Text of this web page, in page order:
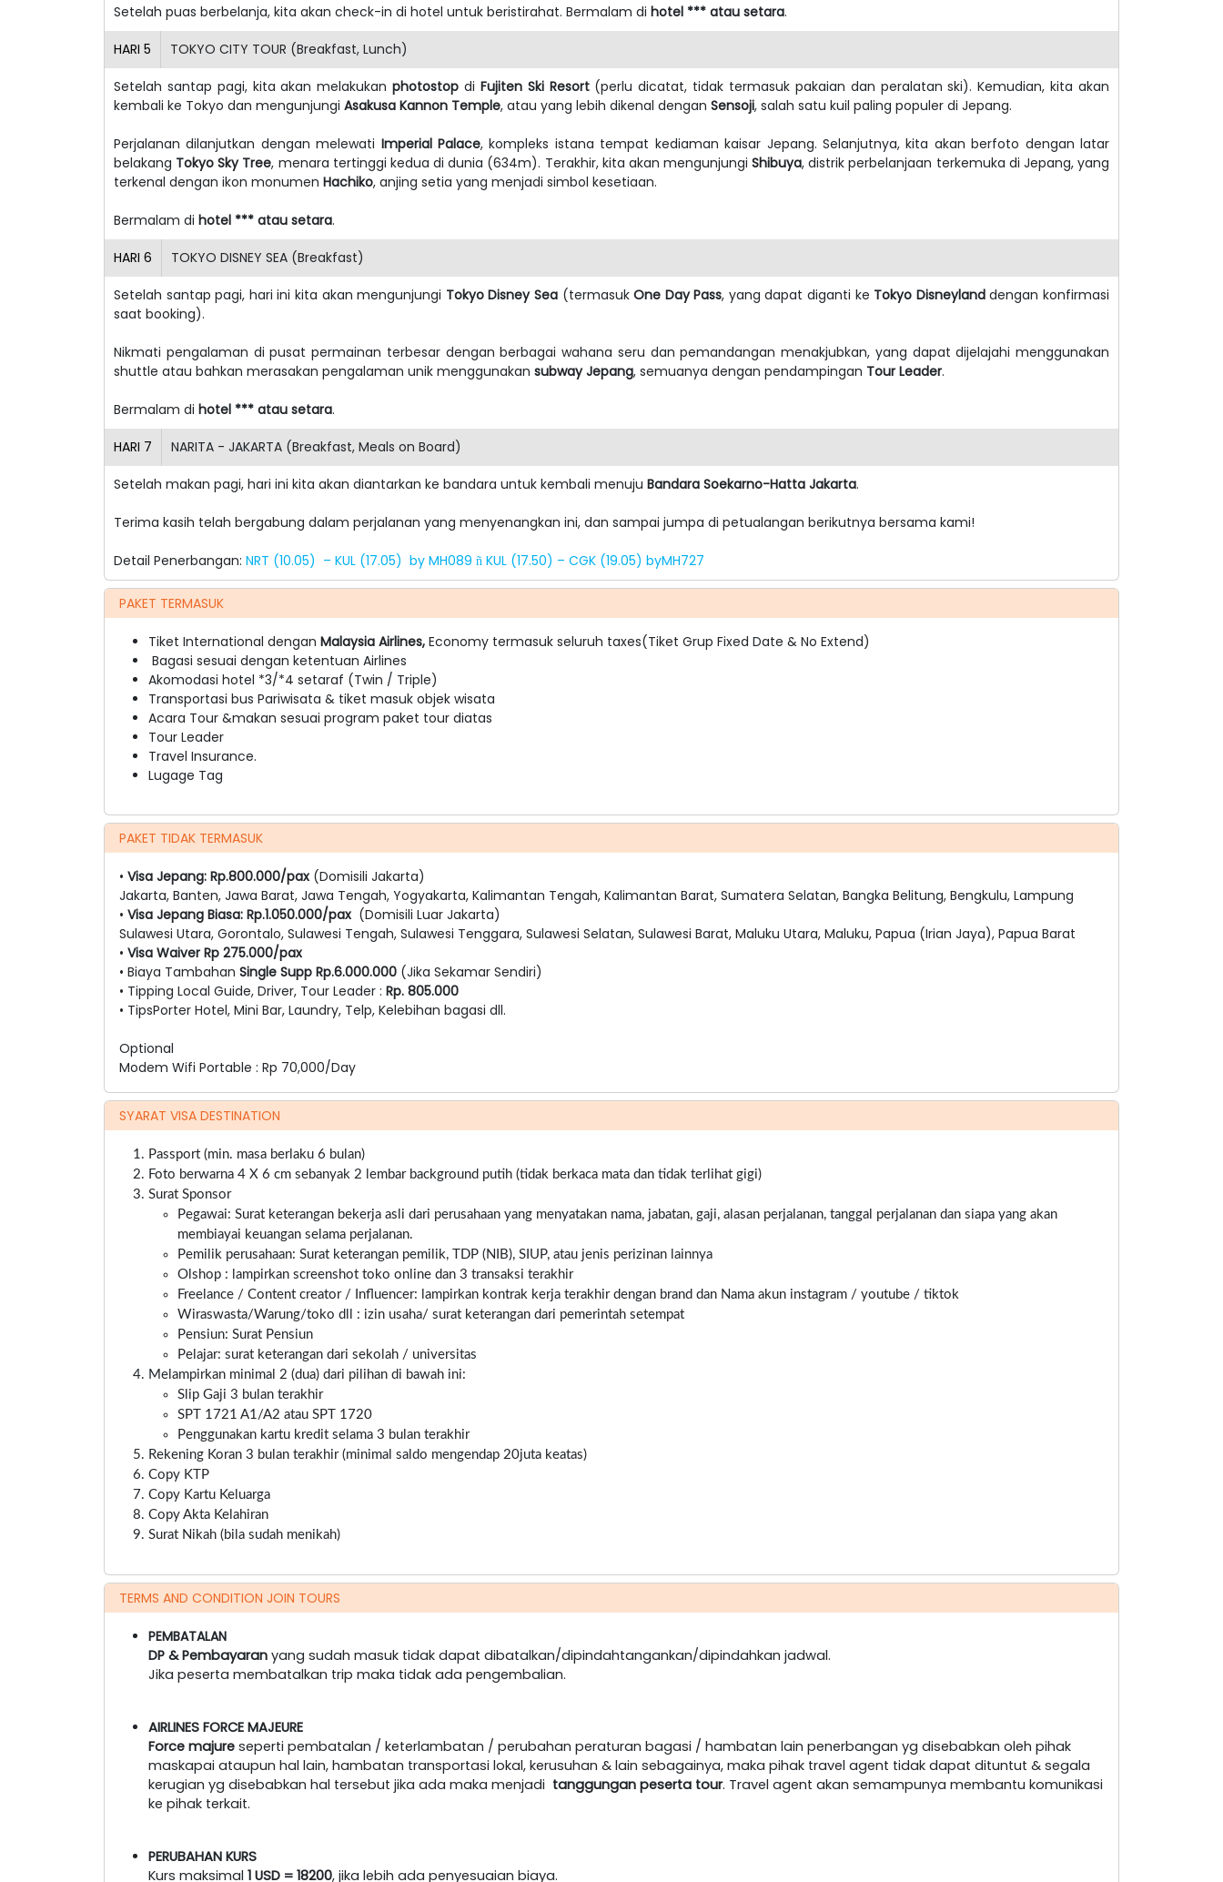
Setelah puas berbelanja, kita akan check-in di hotel untuk beristirahat. Bermalam di hotel *** atau setara.
HARI 5 TOKYO CITY TOUR (Breakfast, Lunch)
Setelah santap pagi, kita akan melakukanphotostop di Fujiten Ski Resort(perlu dicatat, tidak termasuk pakaian dan peralatan ski). Kemudian, kita akan
kembali ke Tokyo dan mengunjungi Asakusa Kannon Temple, atau yang lebih dikenal dengan Sensoji, salah satu kuil paling populer di Jepang.
Perjalanan dilanjutkan dengan melewati Imperial Palace, kompleks istana tempat kediaman kaisar Jepang. Selanjutnya, kita akan berfoto dengan latar
belakang Tokyo Sky Tree, menara tertinggi kedua di dunia (634m). Terakhir, kita akan mengunjungiShibuya, distrik perbelanjaan terkemuka di Jepang, yang
terkenal dengan ikon monumen Hachiko, anjing setia yang menjadi simbol kesetiaan.
Bermalam di hotel *** atau setara.
HARI 6 TOKYO DISNEY SEA (Breakfast)
Setelah santap pagi, hari ini kita akan mengunjungi Tokyo Disney Sea(termasukOne Day Pass, yang dapat diganti ke Tokyo Disneylanddengan konfirmasi
saat booking).
Nikmati pengalaman di pusat permainan terbesar dengan berbagai wahana seru dan pemandangan menakjubkan, yang dapat dijelajahi menggunakan
shuttle atau bahkan merasakan pengalaman unik menggunakan subway Jepang, semuanya dengan pendampingan Tour Leader.
Bermalam di hotel *** atau setara.
HARI 7 NARITA - JAKARTA (Breakfast, Meals on Board)
Setelah makan pagi, hari ini kita akan diantarkan ke bandara untuk kembali menuju Bandara Soekarno-Hatta Jakarta.
Terima kasih telah bergabung dalam perjalanan yang menyenangkan ini, dan sampai jumpa di petualangan berikutnya bersama kami!
Detail Penerbangan: NRT (10.05) – KUL (17.05) by MH089 ñ KUL (17.50) – CGK (19.05) byMH727
PAKET TERMASUK
Tiket International dengan Malaysia Airlines, Economy termasuk seluruh taxes(Tiket Grup Fixed Date & No Extend)
Bagasi sesuai dengan ketentuan Airlines
Akomodasi hotel *3/*4 setaraf (Twin / Triple)
Transportasi bus Pariwisata & tiket masuk objek wisata
Acara Tour &makan sesuai program paket tour diatas
Tour Leader
Travel Insurance.
Lugage Tag
PAKET TIDAK TERMASUK
• Visa Jepang: Rp.800.000/pax (Domisili Jakarta)
Jakarta, Banten, Jawa Barat, Jawa Tengah, Yogyakarta, Kalimantan Tengah, Kalimantan Barat, Sumatera Selatan, Bangka Belitung, Bengkulu, Lampung
• Visa Jepang Biasa: Rp.1.050.000/pax (Domisili Luar Jakarta)
Sulawesi Utara, Gorontalo, Sulawesi Tengah, Sulawesi Tenggara, Sulawesi Selatan, Sulawesi Barat, Maluku Utara, Maluku, Papua (Irian Jaya), Papua Barat
• Visa Waiver Rp 275.000/pax
• Biaya Tambahan Single Supp Rp.6.000.000 (Jika Sekamar Sendiri)
• Tipping Local Guide, Driver, Tour Leader : Rp. 805.000
• TipsPorter Hotel, Mini Bar, Laundry, Telp, Kelebihan bagasi dll.
Optional
Modem Wifi Portable : Rp 70,000/Day
SYARAT VISA DESTINATION
Passport (min. masa berlaku 6 bulan)
Foto berwarna 4 X 6 cm sebanyak 2 lembar background putih (tidak berkaca mata dan tidak terlihat gigi)
Surat Sponsor
Pegawai: Surat keterangan bekerja asli dari perusahaan yang menyatakan nama, jabatan, gaji, alasan perjalanan, tanggal perjalanan dan siapa yang akan
membiayai keuangan selama perjalanan.
Pemilik perusahaan: Surat keterangan pemilik, TDP (NIB), SIUP, atau jenis perizinan lainnya
Olshop : lampirkan screenshot toko online dan 3 transaksi terakhir
Freelance / Content creator / Influencer: lampirkan kontrak kerja terakhir dengan brand dan Nama akun instagram / youtube / tiktok
Wiraswasta/Warung/toko dll : izin usaha/ surat keterangan dari pemerintah setempat
Pensiun: Surat Pensiun
Pelajar: surat keterangan dari sekolah / universitas
Melampirkan minimal 2 (dua) dari pilihan di bawah ini:
Slip Gaji 3 bulan terakhir
SPT 1721 A1/A2 atau SPT 1720
Penggunakan kartu kredit selama 3 bulan terakhir
Rekening Koran 3 bulan terakhir (minimal saldo mengendap 20juta keatas)
Copy KTP
Copy Kartu Keluarga
Copy Akta Kelahiran
Surat Nikah (bila sudah menikah)
TERMS AND CONDITION JOIN TOURS
PEMBATALAN
DP & Pembayaran yang sudah masuk tidak dapat dibatalkan/dipindahtangankan/dipindahkan jadwal.
Jika peserta membatalkan trip maka tidak ada pengembalian.
AIRLINES FORCE MAJEURE
Force majure seperti pembatalan / keterlambatan / perubahan peraturan bagasi / hambatan lain penerbangan yg disebabkan oleh pihak
maskapai ataupun hal lain, hambatan transportasi lokal, kerusuhan & lain sebagainya, maka pihak travel agent tidak dapat dituntut & segala
kerugian yg disebabkan hal tersebut jika ada maka menjadi tanggungan peserta tour. Travel agent akan semampunya membantu komunikasi
ke pihak terkait.
PERUBAHAN KURS
Kurs maksimal 1 USD = 18200, jika lebih ada penyesuaian biaya.